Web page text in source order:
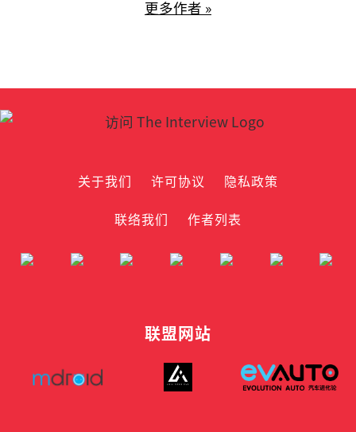
更多作者 »
关于我们 许可协议
隐私政策
联络我们
作者列表
联盟网站